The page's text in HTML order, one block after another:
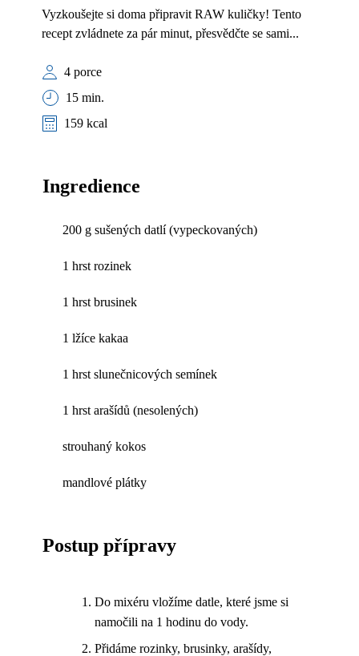
Vyzkoušejte si doma připravit RAW kuličky! Tento
recept zvládnete za pár minut, přesvědčte se sami...
4 porce
15 min.
159 kcal
Ingredience
200 g sušených datlí (vypeckovaných)
1 hrst rozinek
1 hrst brusinek
1 lžíce kakaa
1 hrst slunečnicových semínek
1 hrst arašídů (nesolených)
strouhaný kokos
mandlové plátky
Postup přípravy
Do mixéru vložíme datle, které jsme si
namočili na 1 hodinu do vody.
Přidáme rozinky, brusinky, arašídy,